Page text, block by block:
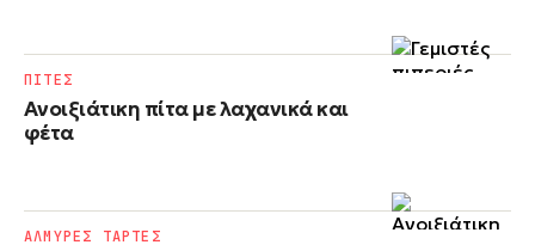
Ανοιξιάτικη πίτα με λαχανικά και
φέτα
ΠΙΤΕΣ
ΑΛΜΥΡΕΣ ΤΑΡΤΕΣ